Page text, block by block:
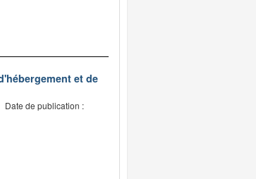
et de
Date de publication :